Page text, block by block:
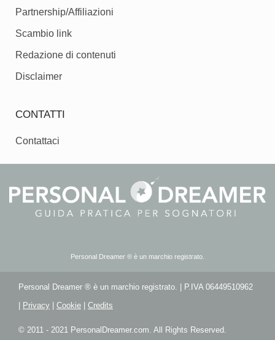
Partnership/Affiliazioni
Scambio link
Redazione di contenuti
Disclaimer
CONTATTI
Contattaci
Personal Dreamer ® è un marchio registrato.
Personal Dreamer ® è un marchio registrato. | P.IVA 06449510962
Privacy Cookie Credits
© 2011 - 2021 PersonalDreamer.com. All Rights Reserved.